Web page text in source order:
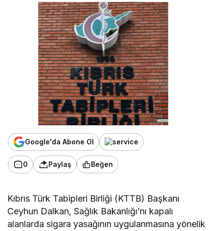
Google'da Abone Ol
0 Paylaş Beğen
Kıbrıs Türk Tabipleri Birliği (KTTB) Başkanı
Ceyhun Dalkan, Sağlık Bakanlığı’nı kapalı
alanlarda sigara yasağının uygulanmasına yönelik